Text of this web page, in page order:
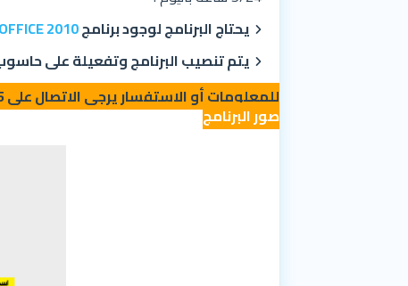
يحتاج البرنامج لوجود برنامجOFFICE 2010
يتم تنصيب البرنامج وتفعيلة على
للمعلومات أو الاستفسار يرجى الاتصال على 009647902314115
صور البرنامج